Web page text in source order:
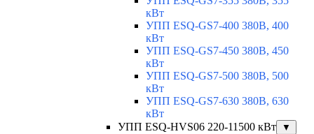
кВт
УПП ESQ-GS7-400 380В, 400
кВт
УПП ESQ-GS7-450 380В, 450
кВт
УПП ESQ-GS7-500 380В, 500
кВт
УПП ESQ-GS7-630 380В, 630
кВт
УПП ESQ-HVS06 220-11500 кВт
▼